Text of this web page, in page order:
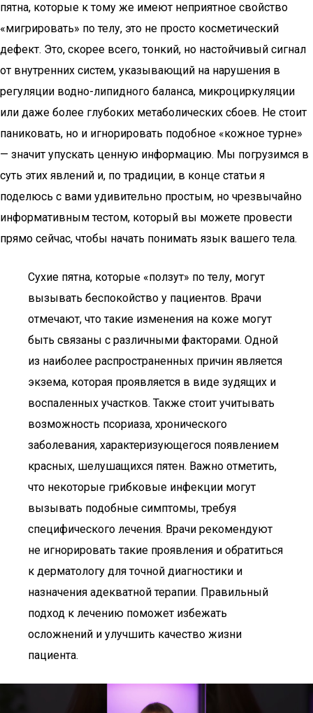
пятна, которые к тому же имеют неприятное свойство
«мигрировать» по телу, это не просто косметический
дефект. Это, скорее всего, тонкий, но настойчивый сигнал
от внутренних систем, указывающий на нарушения в
регуляции водно-липидного баланса, микроциркуляции
или даже более глубоких метаболических сбоев. Не стоит
паниковать, но и игнорировать подобное «кожное турне»
— значит упускать ценную информацию. Мы погрузимся в
суть этих явлений и, по традиции, в конце статьи я
поделюсь с вами удивительно простым, но чрезвычайно
информативным тестом, который вы можете провести
прямо сейчас, чтобы начать понимать язык вашего тела.
Сухие пятна, которые «ползут» по телу, могут
вызывать беспокойство у пациентов. Врачи
отмечают, что такие изменения на коже могут
быть связаны с различными факторами. Одной
из наиболее распространенных причин является
экзема, которая проявляется в виде зудящих и
воспаленных участков. Также стоит учитывать
возможность псориаза, хронического
заболевания, характеризующегося появлением
красных, шелушащихся пятен. Важно отметить,
что некоторые грибковые инфекции могут
вызывать подобные симптомы, требуя
специфического лечения. Врачи рекомендуют
не игнорировать такие проявления и обратиться
к дерматологу для точной диагностики и
назначения адекватной терапии. Правильный
подход к лечению поможет избежать
осложнений и улучшить качество жизни
пациента.